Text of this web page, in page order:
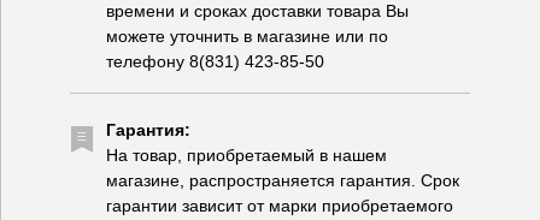
времени и сроках доставки товара Вы
можете уточнить в магазине или по
телефону 8(831) 423-85-50
Гарантия:
На товар, приобретаемый в нашем
магазине, распространяется гарантия. Срок
гарантии зависит от марки приобретаемого